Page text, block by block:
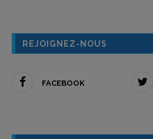
REJOIGNEZ-NOUS
FACEBOOK